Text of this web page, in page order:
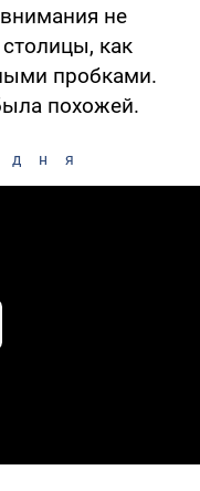
не
как
пробками.
похожей.
Video